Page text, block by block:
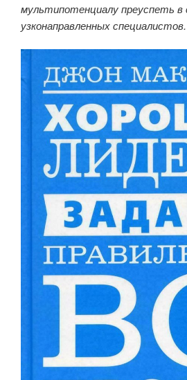
мультипотенциалу преуспеть в
узконаправленных специалистов.